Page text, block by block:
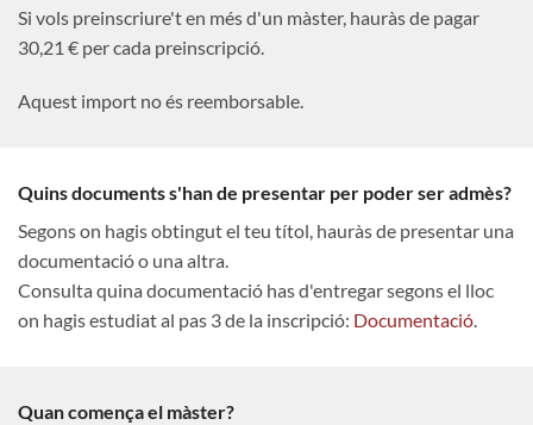
Si vols preinscriure't en més d'un màster, hauràs de pagar
30,21 € per cada preinscripció.
Aquest import no és reemborsable.
Quins documents s'han de presentar per poder ser admès?
Segons on hagis obtingut el teu títol, hauràs de presentar una
documentació o una altra.
Consulta quina documentació has d'entregar segons el lloc
on hagis estudiat al pas 3 de la inscripció: Documentació.
Quan comença el màster?